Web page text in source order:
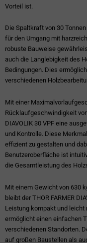
Vorteil ist.
Die Spaltkraft von 30
für den Umgang mit
robuste Bauweise
auch die Langlebigkeit des
Bedingungen. Dies
verschiedenen
Mit einer
Rücklaufgeschwindigkeit
DIAVOLIK 30 VPF eine
und Kontrolle. Diese
effizient zu gestalten und
Benutzeroberfläche ist
die Gesamtleistung des
Mit einem Gewicht von 630
bleibt der THOR FARMER
Leistung kompakt und leicht
ermöglicht einen einfachen
verschiedenen Standorten.
auf großen Baustellen als